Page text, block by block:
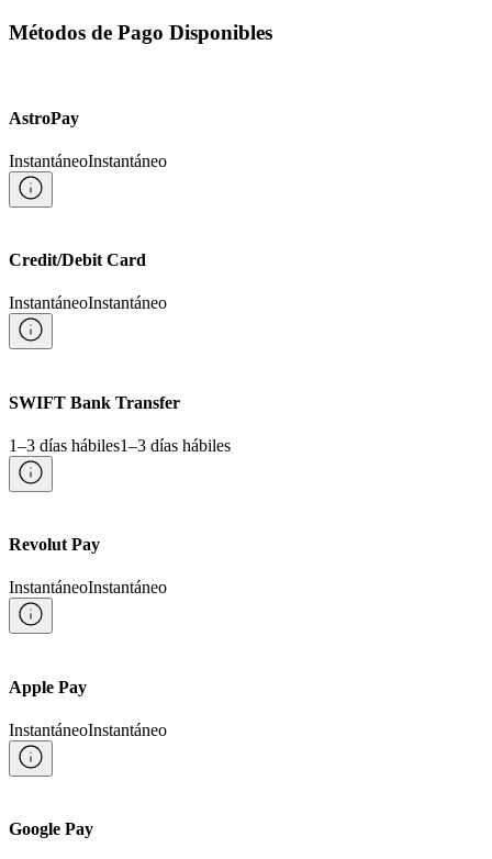
Métodos de Pago Disponibles
AstroPay
InstantáneoInstantáneo
Credit/Debit Card
InstantáneoInstantáneo
SWIFT Bank Transfer
1–3 días hábiles1–3 días hábiles
Revolut Pay
InstantáneoInstantáneo
Apple Pay
InstantáneoInstantáneo
Google Pay